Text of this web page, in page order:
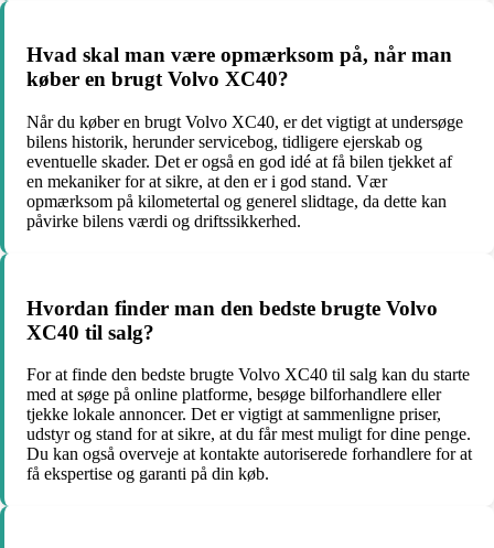
Hvad skal man være opmærksom på, når man
køber en brugt Volvo XC40?
Når du køber en brugt Volvo XC40, er det vigtigt at undersøge
bilens historik, herunder servicebog, tidligere ejerskab og
eventuelle skader. Det er også en god idé at få bilen tjekket af
en mekaniker for at sikre, at den er i god stand. Vær
opmærksom på kilometertal og generel slidtage, da dette kan
påvirke bilens værdi og driftssikkerhed.
Hvordan finder man den bedste brugte Volvo
XC40 til salg?
For at finde den bedste brugte Volvo XC40 til salg kan du starte
med at søge på online platforme, besøge bilforhandlere eller
tjekke lokale annoncer. Det er vigtigt at sammenligne priser,
udstyr og stand for at sikre, at du får mest muligt for dine penge.
Du kan også overveje at kontakte autoriserede forhandlere for at
få ekspertise og garanti på din køb.